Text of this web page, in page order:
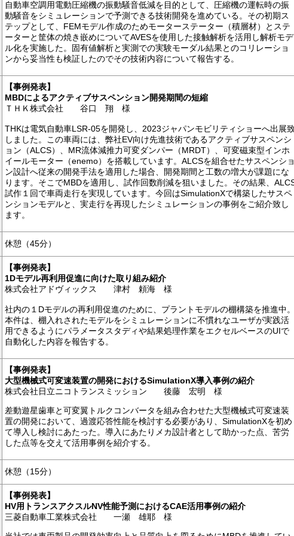
自動車空調用電動圧縮機の振動騒音低減を目的として、圧縮機の運転時の振
動騒音をシミュレーションで予測できる技術開発を進めている。その初期ス
テップとして、FEMモデル作成のためモーターステーター（積層材）とステ
ーターと筐体の焼き嵌めについてAVESを使用した接触解析を活用し解析モデ
ル化を実施した。固有値解析と実測での実験モーダル結果とのコリレーショ
ンから妥当性も検証したのでその技術内容について報告する。
【事例発表】
MBDによるアクティブサスペンション開発期間の短縮
ＴＨＫ株式会社 谷口 翔 様
THKは電気自動車LSR-05を開発し、2023ジャパンモビリティショーへ出展
しました。この車両には、弊社EV向け先進技術であるアクティブサスペンシ
ョン（ALCS）、MR流体減推力可変ダンパー（MRDT）、可変磁束型インホ
イールモーター（enemo）を搭載しています。ALCSを組合せたサスペンショ
ン設計へ従来の開発手法を適用した場合、開発期間と工数の増大が課題にな
ります。そこでMBDを適用し、試作回数削減を狙いました。その結果、
試作１回で車両走行を実現しています。今回はSimulationXで構築したサスペ
ンションモデルと、実走行を再現したシミュレーションの事例をご紹介致し
ます。
休憩（45分）
【事例発表】
1Dモデル再利用促進に向けた取り組み紹介
株式会社アドヴィックス 津村 頼海 様
社内の１Dモデルの再利用促進のために、プラントモデルの棚構築を推進中。
本件は、棚入れされたモデルをシミュレーションに不慣れなユーザが実践活
用できるようにパラメータスタディや結果処理作業をエクセルベースのUIで
自動化した内容を報告する。
【事例発表】
大型機械式可変速装置の開発におけるSimulationX導入事例の紹介
株式会社日立ニコトランスミッション 後藤 宏明 様
差動遊星歯車と可変翼トルクコンバータを組み合わせた大型機械式可変速装
置の開発において、過渡応答性能を検討する必要があり、SimulationXを初め
て導入し検討にあたった。導入にあたりメカ設計者として助かった点、苦労
した点等を交えて活用事例を紹介する。
休憩（15分）
【事例発表】
HV用トランスアクスルNV性能予測におけるCAE活用事例の紹介
三菱自動車工業株式会社 一瀬 雄耶 様